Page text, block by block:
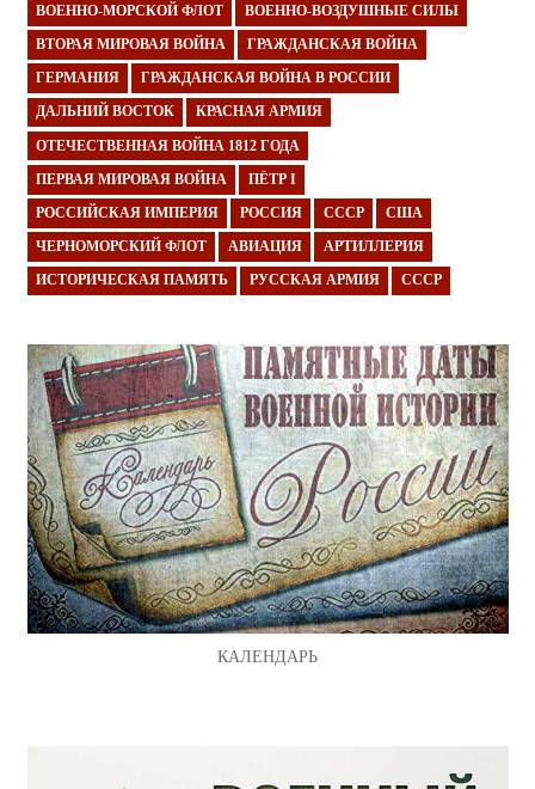
ВОЕННО-МОРСКОЙ ФЛОТ ВОЕННО-ВОЗДУШНЫЕ СИЛЫ
ВТОРАЯ МИРОВАЯ ВОЙНА ГРАЖДАНСКАЯ ВОЙНА
ГЕРМАНИЯ ГРАЖДАНСКАЯ ВОЙНА В РОССИИ
ДАЛЬНИЙ ВОСТОК КРАСНАЯ АРМИЯ
ОТЕЧЕСТВЕННАЯ ВОЙНА 1812 ГОДА
ПЕРВАЯ МИРОВАЯ ВОЙНА ПЁТР I
РОССИЙСКАЯ ИМПЕРИЯ РОССИЯ СССР США
ЧЕРНОМОРСКИЙ ФЛОТ АВИАЦИЯ АРТИЛЛЕРИЯ
ИСТОРИЧЕСКАЯ ПАМЯТЬ РУССКАЯ АРМИЯ СССР
КАЛЕНДАРЬ